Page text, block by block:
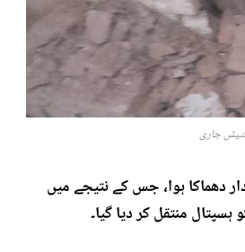
جاری
دھماکا ہوا، جس کے نتیجے میں
منتقل کر دیا گیا۔